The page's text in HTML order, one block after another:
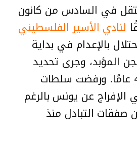
في السادس من كانون
لنادي الأسير الفلسطيني
بالإعدام في بداية
المؤبد، وجرى تحديد
المؤبد له لمدة 40 عامًا. ورفضت سلطات
الإفراج عن يونس بالرغم
صفقات التبادل منذ